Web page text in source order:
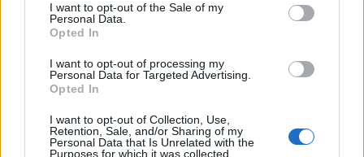
I want to opt-out of the Sale of my
Personal Data.
Opted In
I want to opt-out of processing my
Personal Data for Targeted Advertising.
Opted In
I want to opt-out of Collection, Use,
Retention, Sale, and/or Sharing of my
Personal Data that Is Unrelated with the
Purposes for which it was collected.
täcka resekostnaderna och ett bidrag på lite mer än
4000 kronor i bidrag till flyttkostnader om den valda